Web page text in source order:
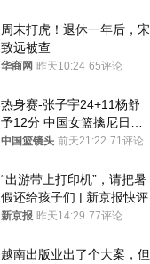
周末打虎！退休一年后，宋
致远被查
华商网 昨天10:24 65评论
热身赛-张子宇24+11杨舒
予12分 中国女篮擒尼日利
亚
中国篮镜头 前天21:22 71评论
“出游带上打印机”，请把暑
假还给孩子们 | 新京报快评
新京报 昨天14:29 77评论
越南出版业出了个大案，但